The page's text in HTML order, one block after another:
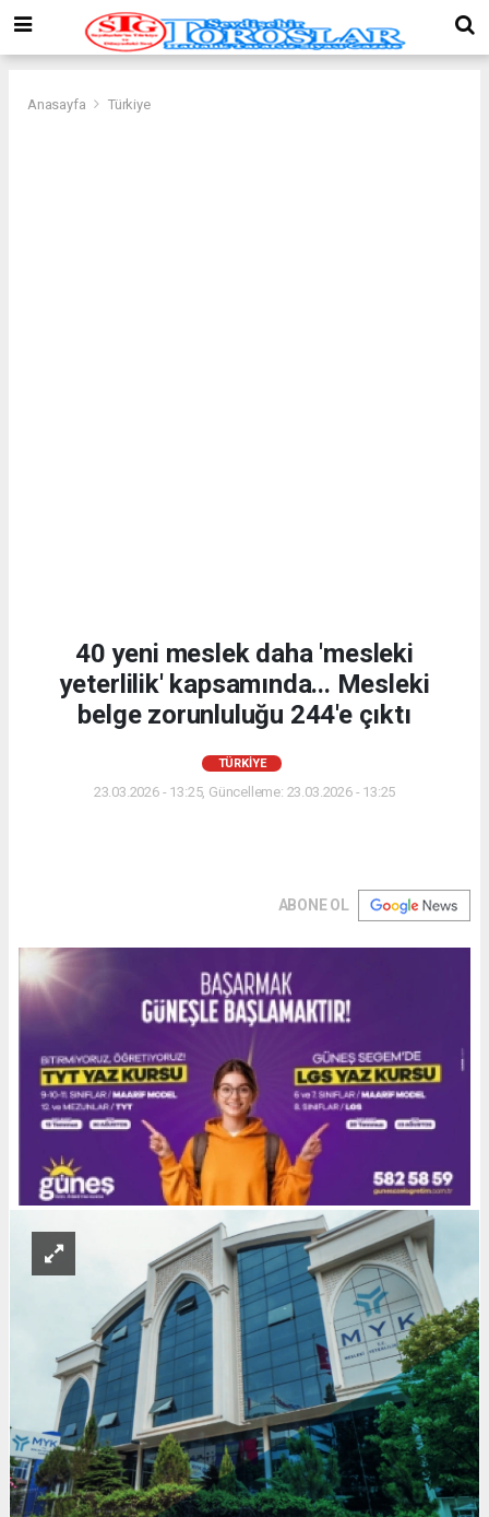
Anasayfa Türkiye
40 yeni meslek daha 'mesleki
yeterlilik' kapsamında... Mesleki
belge zorunluluğu 244'e çıktı
TÜRKIYE
23.03.2026 - 13:25, Güncelleme: 23.03.2026 - 13:25
ABONE OL